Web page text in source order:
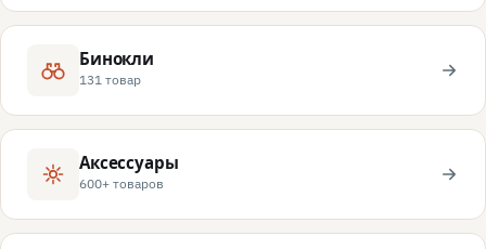
Бинокли
131 товар
Аксессуары
600+ товаров